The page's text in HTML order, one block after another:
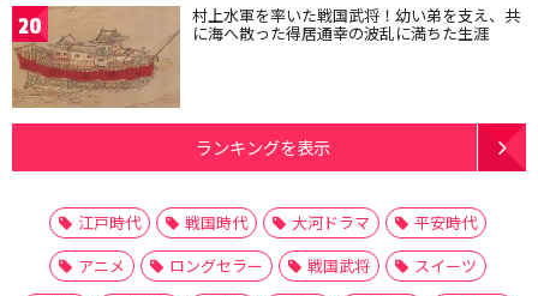
20 村上水軍を率いた戦国武将！幼い弟を支え、共
に海へ散った得居通幸の波乱に満ちた生涯
ランキングを表示
江戸時代 戦国時代 大河ドラマ
平安時代
アニメ
ロングセラー 戦国武将
スイーツ